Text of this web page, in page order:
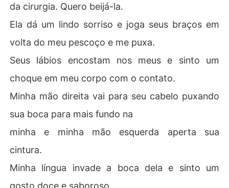
da cirurgia. Quero beijá-la.
Ela dá um lindo sorriso e joga seus braços em
volta do meu pescoço e me puxa.
Seus lábios encostam nos meus e sinto um
choque em meu corpo com o contato.
Minha mão direita vai para seu cabelo puxando
sua boca para mais fundo na
minha e minha mão esquerda aperta sua
cintura.
Minha língua invade a boca dela e sinto um
gosto doce e saboroso.